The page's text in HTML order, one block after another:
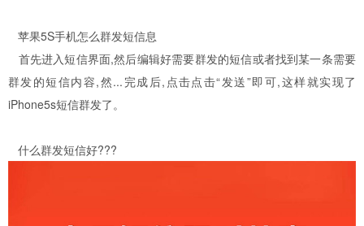
苹果5S手机怎么群发短信息
首先进入短信界面,然后编辑好需要群发的短信或者找到某一条需要
群发的短信内容,然...完成后,点击点击“发送”即可,这样就实现了
iPhone5s短信群发了。
什么群发短信好???